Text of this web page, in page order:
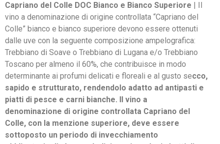
Capriano del Colle DOC Bianco e Bianco Superiore
vino a denominazione di origine controllata “Capriano del
Colle” bianco e bianco superiore devono essere ottenuti
dalle uve con la seguente composizione ampelografica:
Trebbiano di Soave o Trebbiano di Lugana e/o Trebbiano
Toscano per almeno il 60%, che contribuisce in modo
determinante ai profumi delicati e floreali e al gusto secco,
sapido e strutturato, rendendolo adatto ad antipasti e
piatti di pesce e carni bianche. Il vino a
denominazione di origine controllata Capriano del
Colle, con la menzione superiore, deve essere
sottoposto un periodo di invecchiamento